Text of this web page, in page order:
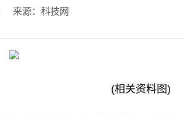
来源：科技网
(相关资料图)